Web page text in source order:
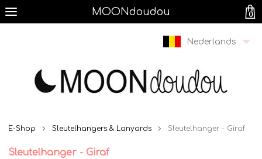
MOONdoudou
Nederlands
E-Shop Sleutelhangers & Lanyards Sleutelhanger - Giraf
Sleutelhanger - Giraf
0